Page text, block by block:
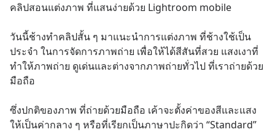
คลิปสอนแต่งภาพ ที่แสนง่ายด้วย Lightroom mobile
วันนี้ช้างทำคลิปสั้น ๆ มาแนะนำการแต่งภาพ ที่ช้างใช้เป็น
ประจำ ในการจัดการภาพถ่าย เพื่อให้ได้สีสันที่สวย แสงเงาที่
ทำให้ภาพถ่าย ดูเด่นและต่างจากภาพถ่ายทั่วไป ที่เราถ่ายด้วย
มือถือ
ซึ่งปกติของภาพ ที่ถ่ายด้วยมือถือ เค้าจะตั้งค่าของสีและแสง
ให้เป็นค่ากลาง ๆ หรือที่เรียกเป็นภาษาปะกิดว่า “Standard”